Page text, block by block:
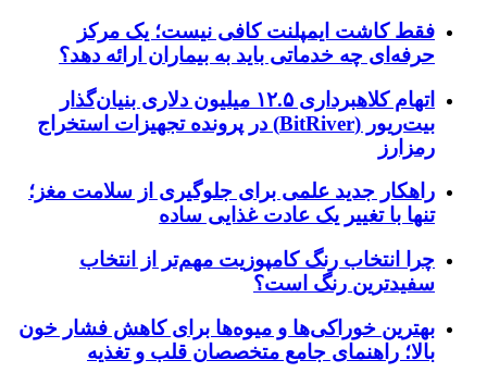
فقط کاشت ایمپلنت کافی نیست؛ یک مرکز
حرفه‌ای چه خدماتی باید به بیماران ارائه دهد؟
اتهام کلاهبرداری ۱۲.۵ میلیون دلاری بنیان‌گذار
بیت‌ریور (BitRiver) در پرونده تجهیزات استخراج
رمزارز
راهکار جدید علمی برای جلوگیری از سلامت مغز؛
تنها با تغییر یک عادت غذایی ساده
چرا انتخاب رنگ کامپوزیت مهم‌تر از انتخاب
سفیدترین رنگ است؟
بهترین خوراکی‌ها و میوه‌ها برای کاهش فشار خون
بالا؛ راهنمای جامع متخصصان قلب و تغذیه